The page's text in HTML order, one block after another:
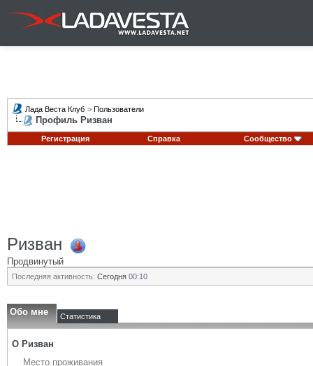
Лада Веста Клуб > Пользователи
Профиль Ризван
Регистрация Справка Сообщество
Ризван
Продвинутый
Последняя активность: Сегодня 00:10
Обо мне Статистика
О Ризван
Место проживания